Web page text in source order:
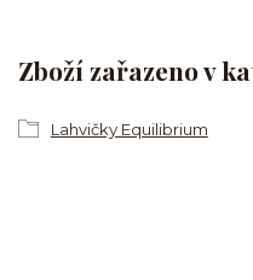
Zboží zařazeno v
Lahvičky Equilibrium